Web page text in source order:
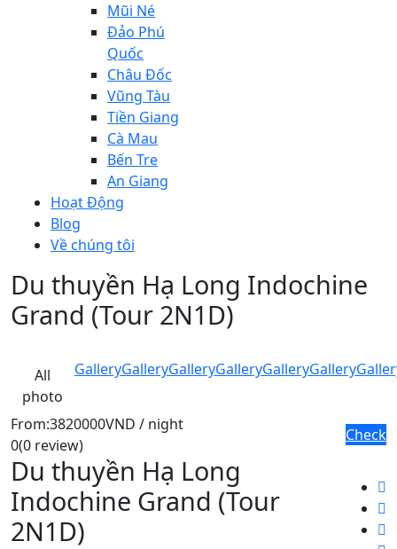
Mũi Né
Đảo Phú
Quốc
Châu Đốc
Vũng Tàu
Tiền Giang
Cà Mau
Bến Tre
An Giang
Hoạt Động
Blog
Về chúng tôi
Du thuyền Hạ Long Indochine
Grand (Tour 2N1D)
All
photo
GalleryGalleryGalleryGalleryGalleryGallery
From:3820000VND / night
0(0 review)
Check
Du thuyền Hạ Long
Indochine Grand (Tour
2N1D)